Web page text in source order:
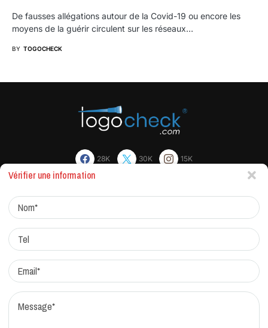
De fausses allégations autour de la Covid-19 ou encore les
moyens de la guérir circulent sur les réseaux…
BY TOGOCHECK
28K 30K 15K
Protocole de correction
Vérifier une information